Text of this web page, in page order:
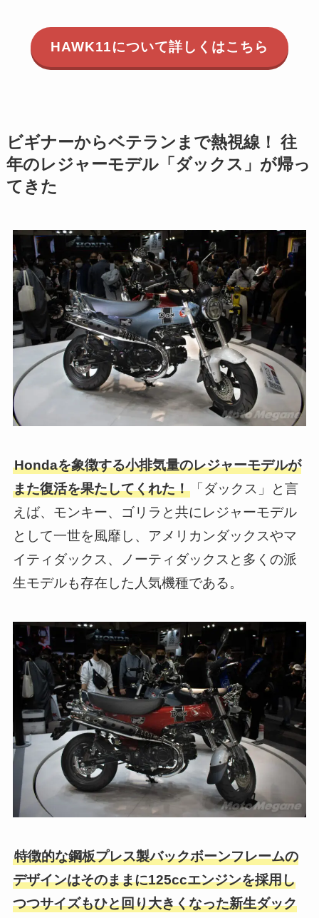
HAWK11について詳しくはこちら
ビギナーからベテランまで熱視線！ 往
年のレジャーモデル「ダックス」が帰っ
てきた
Hondaを象徴する小排気量のレジャーモデルが
また復活を果たしてくれた！「ダックス」と言
えば、モンキー、ゴリラと共にレジャーモデル
として一世を風靡し、アメリカンダックスやマ
イティダックス、ノーティダックスと多くの派
生モデルも存在した人気機種である。
特徴的な鋼板プレス製バックボーンフレームの
デザインはそのままに125ccエンジンを採用し
つつサイズもひと回り大きくなった新生ダック